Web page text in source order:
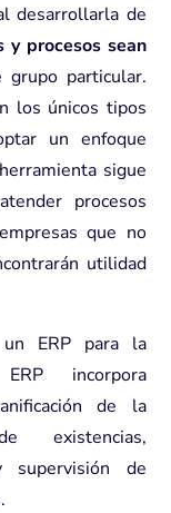
desarrollarla de
y procesos sean
grupo particular.
los únicos tipos
un enfoque
sigue
procesos
que no
utilidad
ERP para la
incorpora
de la
existencias,
supervisión de